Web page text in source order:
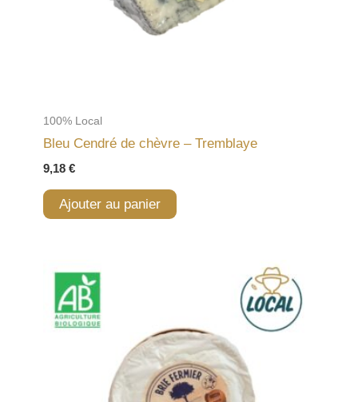
100% Local
Bleu Cendré de chèvre – Tremblaye
9,18 €
Ajouter au panier